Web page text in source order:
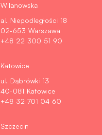
Wilanowska
al. Niepodległości 18
02-653 Warszawa
+48 22 300 51 90
Katowice
ul. Dąbrówki 13
40-081 Katowice
+48 32 701 04 60
Szczecin